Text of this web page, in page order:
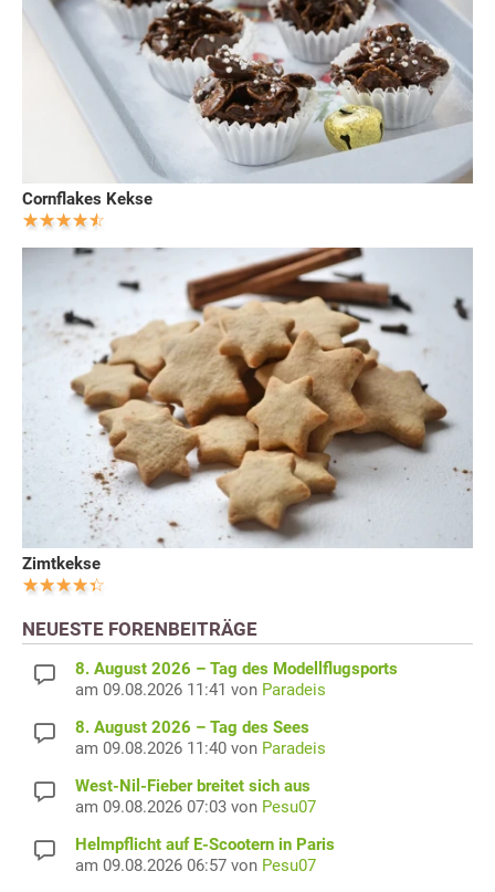
Cornflakes Kekse
Zimtkekse
NEUESTE FORENBEITRÄGE
8. August 2026 – Tag des Modellflugsports
am 09.08.2026 11:41 von Paradeis
8. August 2026 – Tag des Sees
am 09.08.2026 11:40 von Paradeis
West-Nil-Fieber breitet sich aus
am 09.08.2026 07:03 von Pesu07
Helmpflicht auf E-Scootern in Paris
am 09.08.2026 06:57 von Pesu07